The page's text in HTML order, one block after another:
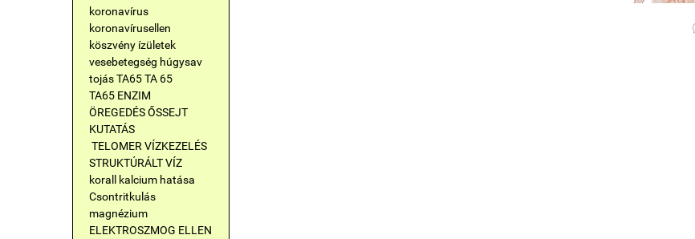
koronavírus
koronavírusellen
köszvény ízületek
vesebetegség húgysav
tojásTA65TA 65
TA65 ENZIM
ÖREGEDÉS ŐSSEJT
KUTATÁS
TELOMER VÍZKEZELÉS
STRUKTÚRÁLT VÍZ
korall kalcium hatása
Csontritkulás
magnézium
ELEKTROSZMOG ELLEN